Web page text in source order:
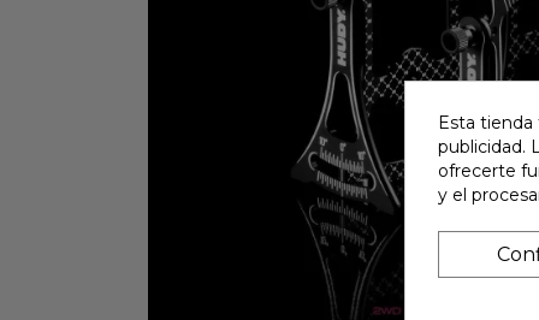
Esta tienda
publicidad.
ofrecerte
y el